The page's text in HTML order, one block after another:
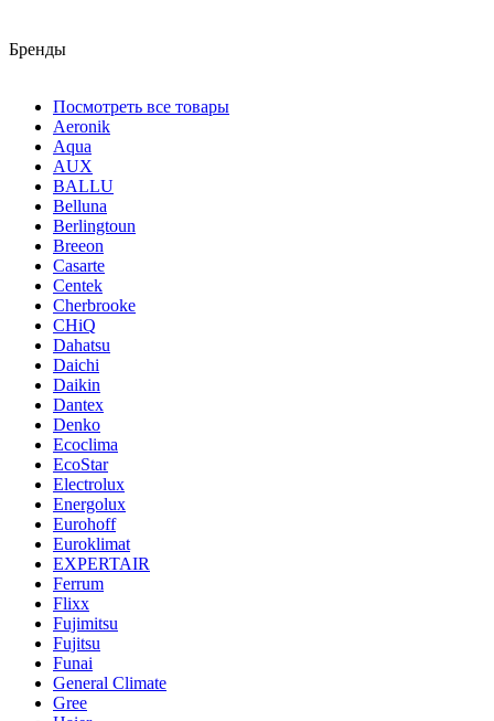
Бренды
Посмотреть все товары
Aeronik
Aqua
AUX
BALLU
Belluna
Berlingtoun
Breeon
Casarte
Centek
Cherbrooke
CHiQ
Dahatsu
Daichi
Daikin
Dantex
Denko
Ecoclima
EcoStar
Electrolux
Energolux
Eurohoff
Euroklimat
EXPERTAIR
Ferrum
Flixx
Fujimitsu
Fujitsu
Funai
General Climate
Gree